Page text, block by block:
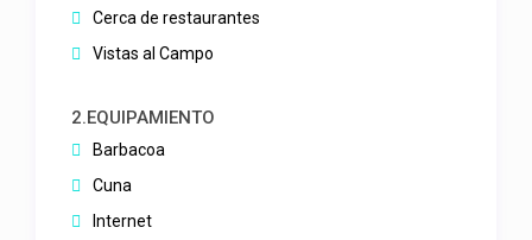
Cerca de restaurantes
Vistas al Campo
2.EQUIPAMIENTO
Barbacoa
Cuna
Internet